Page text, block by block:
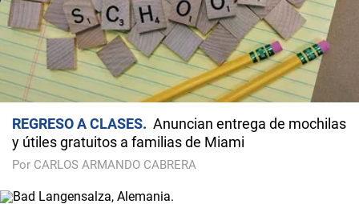
REGRESO A CLASES
Anuncian entrega de mochilas
y útiles gratuitos a familias de Miami
Por CARLOS ARMANDO CABRERA